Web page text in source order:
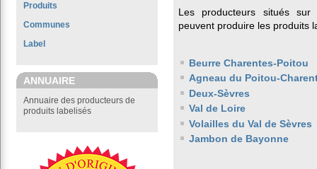
Produits
Communes
Label
ANNUAIRE
Annuaire des producteurs de
produits labelisés
Les producteurs situés
peuvent produire les produits
Beurre Charentes-Poitou
Agneau du Poitou-
Deux-Sèvres
Val de Loire
Volailles du Val de Sèvres
Jambon de Bayonne